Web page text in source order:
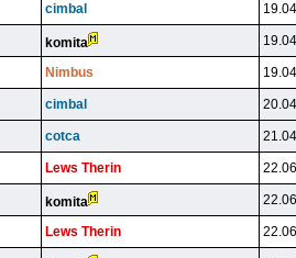
cimbal
komita
Nimbus
cimbal
cotca
Lews Therin
komita
Lews Therin